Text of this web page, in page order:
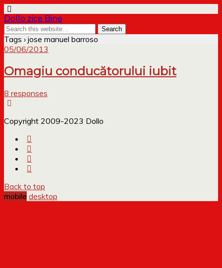
Dollo zice Bine
Tags › jose manuel barroso
05/06/2013
Omagiu conducătorului iubit
8 responses
Copyright 2009-2023 Dollo
Back to top
mobile desktop